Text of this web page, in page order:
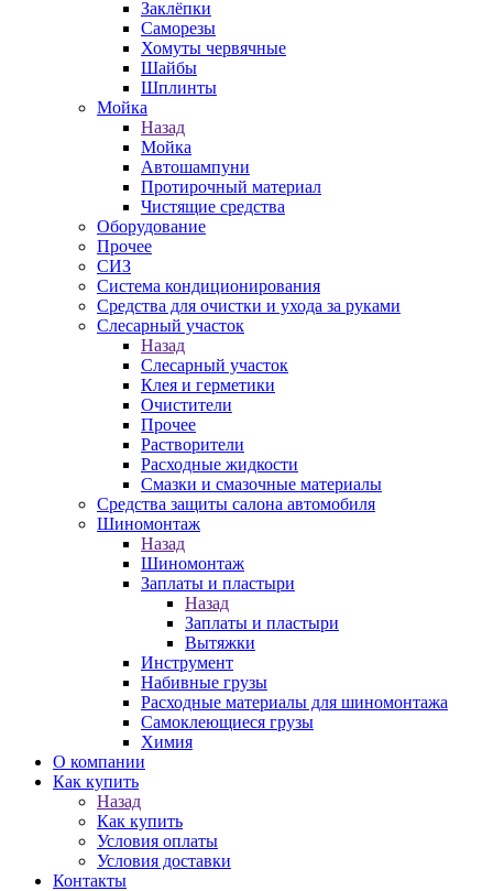
Заклёпки
Саморезы
Хомуты червячные
Шайбы
Шплинты
Мойка
Назад
Мойка
Автошампуни
Протирочный материал
Чистящие средства
Оборудование
Прочее
СИЗ
Система кондиционирования
Средства для очистки и ухода за руками
Слесарный участок
Назад
Слесарный участок
Клея и герметики
Очистители
Прочее
Растворители
Расходные жидкости
Смазки и смазочные материалы
Средства защиты салона автомобиля
Шиномонтаж
Назад
Шиномонтаж
Заплаты и пластыри
Назад
Заплаты и пластыри
Вытяжки
Инструмент
Набивные грузы
Расходные материалы для шиномонтажа
Самоклеющиеся грузы
Химия
О компании
Как купить
Назад
Как купить
Условия оплаты
Условия доставки
Контакты